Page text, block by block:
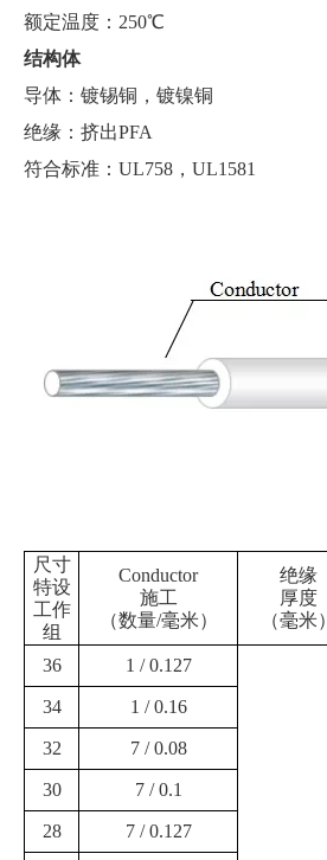
额定温度：250℃
结构体
导体：镀锡铜，镀镍铜
绝缘：挤出PFA
符合标准：UL758，UL1581
尺寸
特设
工作
组
Conductor
施工
（数量/毫米）
绝缘
厚度
（毫米）
36 1 / 0.127
34 1 / 0.16
32 7 / 0.08
30 7 / 0.1
28 7 / 0.127